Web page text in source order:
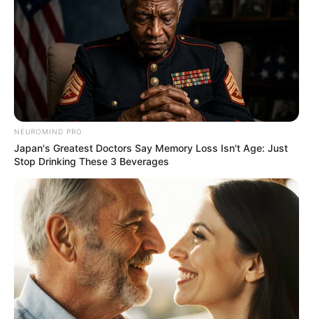
NEUROMIND PRO
Japan's Greatest Doctors Say Memory Loss Isn't Age: Just
Stop Drinking These 3 Beverages